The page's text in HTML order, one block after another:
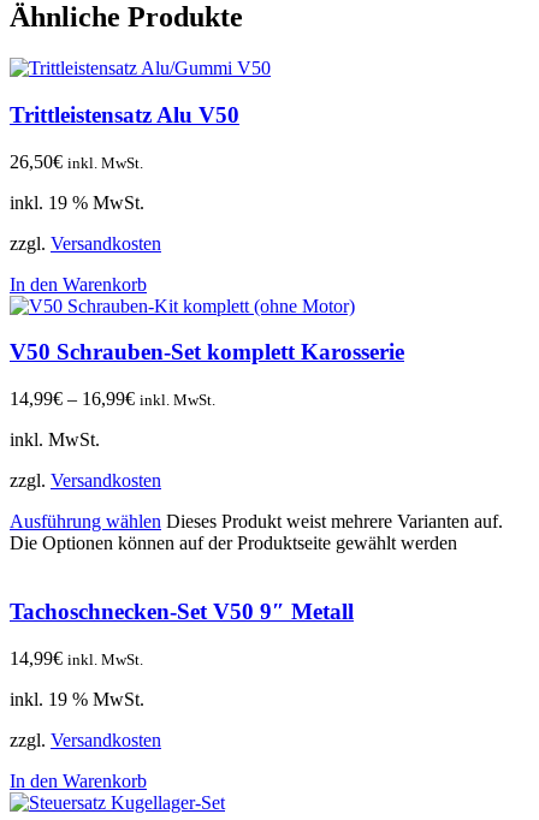
Ähnliche Produkte
Trittleistensatz Alu V50
26,50€ inkl. MwSt.
inkl. 19 % MwSt.
zzgl. Versandkosten
In den Warenkorb
V50 Schrauben-Set komplett Karosserie
14,99€ – 16,99€ inkl. MwSt.
inkl. MwSt.
zzgl. Versandkosten
Ausführung wählen Dieses Produkt weist mehrere Varianten auf.
Die Optionen können auf der Produktseite gewählt werden
Tachoschnecken-Set V50 9″ Metall
14,99€ inkl. MwSt.
inkl. 19 % MwSt.
zzgl. Versandkosten
In den Warenkorb